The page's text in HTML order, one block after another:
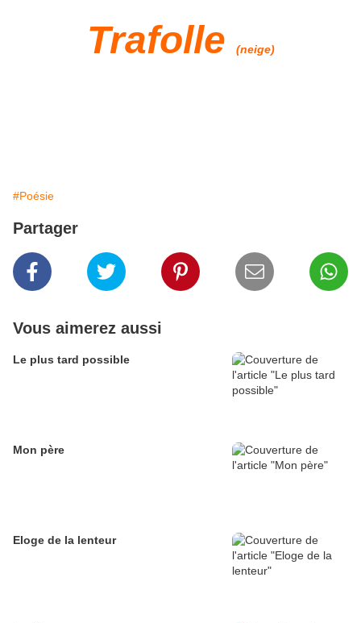
Trafolle (neige)
#Poésie
Partager
Vous aimerez aussi
Le plus tard possible
Mon père
Eloge de la lenteur